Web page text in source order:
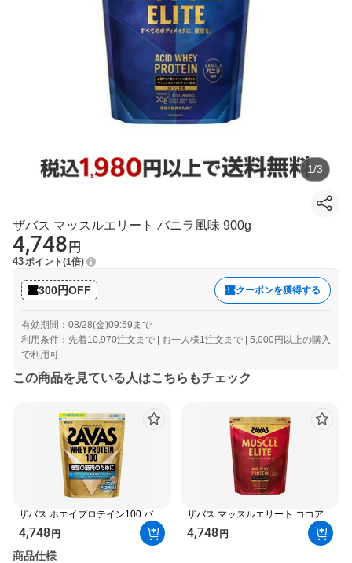
1/3
ザバス マッスルエリート バニラ風味 900g
4,748 円
43ポイント 1倍
300円OFF クーポンを獲得する
有効期間：08/28(金)09:59まで
利用条件：先着10,970注文まで | お一人様1注文まで | 5,000円以上の購入
で利用可
この商品を見ている人はこちらもチェック
ザバス ホエイプロテイン100 バニ
ラアイスクリーム風味 980g 【ザ
バス(SAVAS)】
4,748円
ザバス マッスルエリート ココア味
900g プロテイン
4,748円
商品仕様